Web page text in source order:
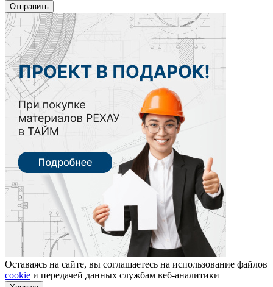
Отправить
Оставаясь на сайте, вы соглашаетесь на использование файлов
cookie и передачей данных службам веб-аналитики